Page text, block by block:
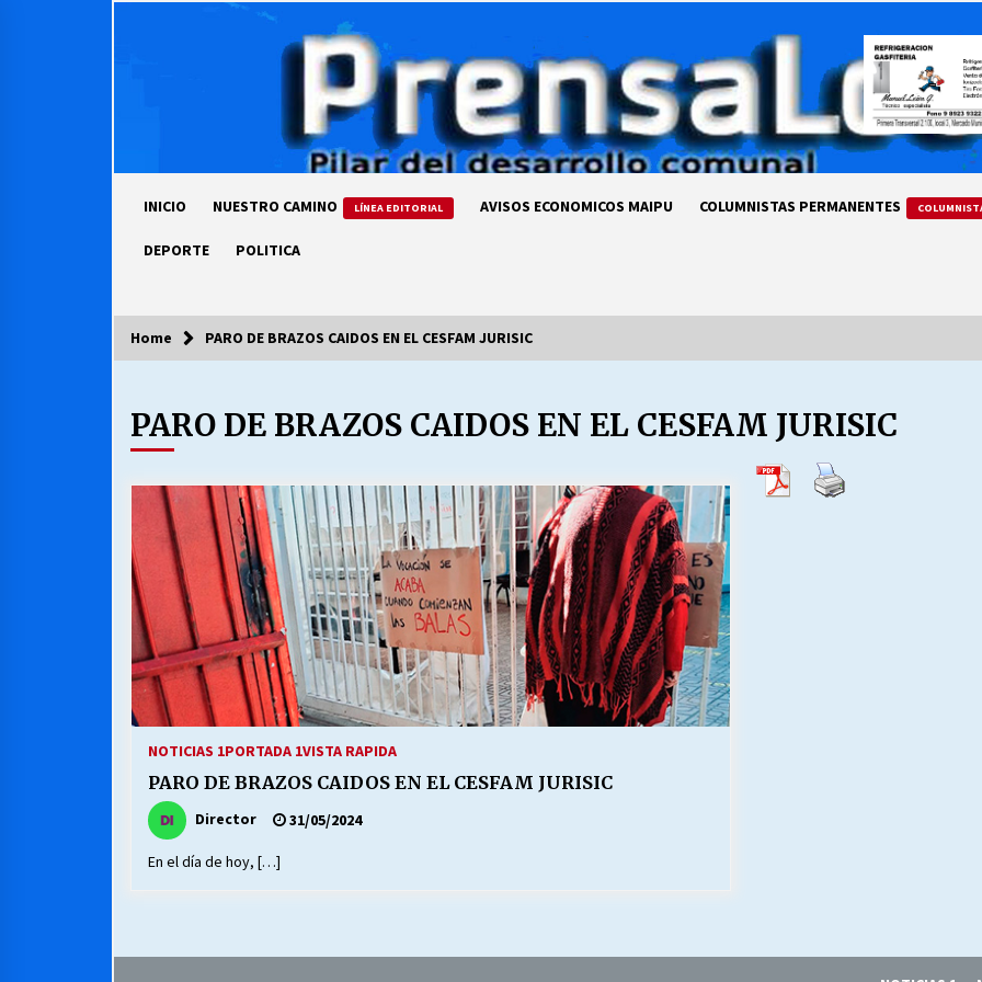
INICIO NUESTRO CAMINO LÍNEA EDITORIAL AVISOS ECONOMICOS MAIPU COLUMNISTAS PERMANENTES
DEPORTE POLITICA
COLUMNISTA
Ya se ordenaron las cuentas de
luz… ¿Y cuándo van a bajar?
LA DC POR SIEMPRE.RECORDANDO
69 AÑOS DE HISTORIA
28/07/2026
MUNICIPALIDAD, TRABAJADORES,
CLIMA LABORAL:
13/07/2026
Escuela hospitalaria El Carmen de
Maipu.
25/06/2026
VOLVER A SER ALTERNATIVA
16/06/2026
MUNICIPALIDADES, HONORARIOS,
DESPIDOS
28/05/2026
S.O.S. a los ricos, Save Our Souls
30/04/2026
¿Asesores con doble sueldo?
Home PARO DE BRAZOS CAIDOS EN EL CESFAM JURISIC
PARO DE BRAZOS CAIDOS EN EL CESFAM JURISIC
NOTICIAS 1PORTADA 1VISTA RAPIDA
PARO DE BRAZOS CAIDOS EN EL CESFAM JURISIC
Director 31/05/2024
En el día de hoy, […]